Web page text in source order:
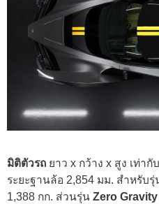
มิติตัวรถ ยาว x กว้าง x สูง เท่า
ระยะฐานล้อ 2,854 มม. สำหรับรุ่
1,388 กก. ส่วนรุ่น Zero Gravity